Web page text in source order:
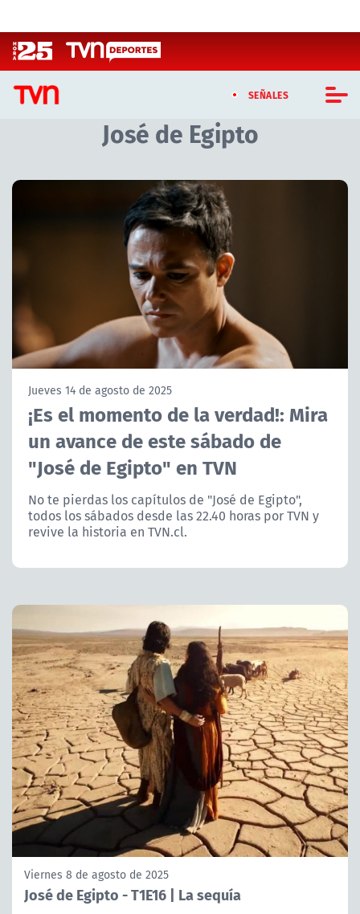
SEÑALES
CASTING MASTERCHEF CHILE
CASTING TVN VERTICAL
PROGRAMAS
TELESERIES
ACTUALIDAD Y TENDENCIAS
CORPORATIVO Y TRANSPARENCIA
CANAL DE DENUNCIAS
José de Egipto
Artículos relacionados con José de Egipto
Jueves 14 de agosto de 2025
¡Es el momento de la verdad!: Mira
un avance de este sábado de
"José de Egipto" en TVN
No te pierdas los capítulos de "José de Egipto",
todos los sábados desde las 22.40 horas por TVN y
revive la historia en TVN.cl.
Viernes 8 de agosto de 2025
José de Egipto - T1E16 | La sequía